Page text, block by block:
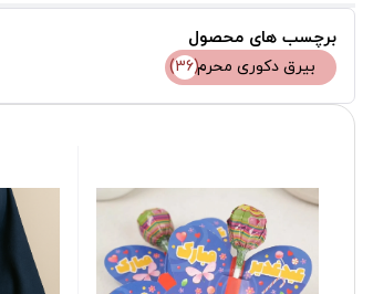
برچسب های محصول
بیرق دکوری محرم(36)